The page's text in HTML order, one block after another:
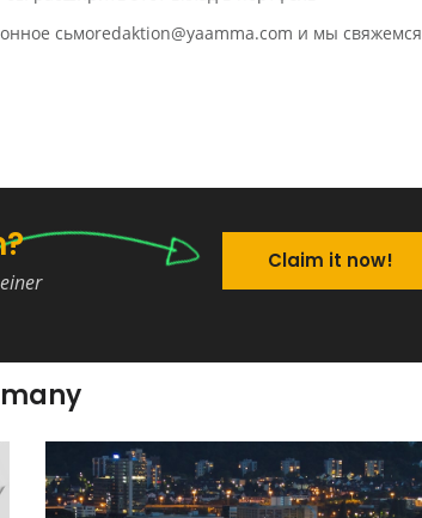
сьмоredaktion@yaamma.com и мы свяжемся
Claim it now!